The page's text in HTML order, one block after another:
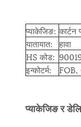
प्याकेजिङ: कार्टन
यातायात: हावा
HS कोड:
इन्कोटर्म:
FOB,
प्याकेजिङ र